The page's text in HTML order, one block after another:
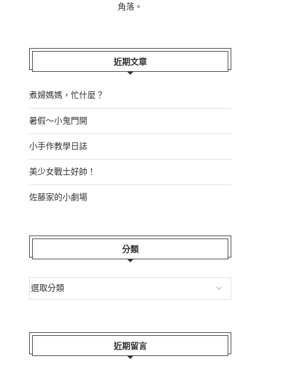
角落。
近期文章
煮婦媽媽，忙什麼？
暑假～小鬼門開
小手作教學日誌
美少女戰士好帥！
佐藤家的小劇場
分類
近期留言